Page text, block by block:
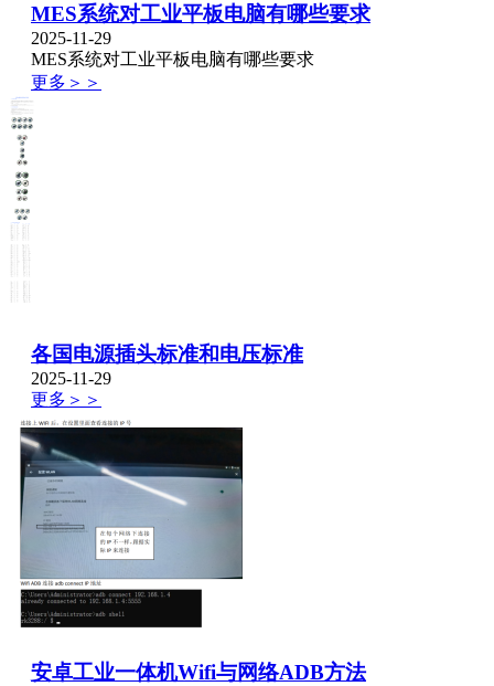
MES系统对工业平板电脑有哪些要求
2025-11-29
MES系统对工业平板电脑有哪些要求
更多＞＞
各国电源插头标准和电压标准
2025-11-29
更多＞＞
安卓工业一体机Wifi与网络ADB方法